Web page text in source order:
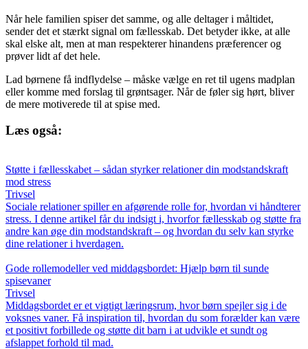
Når hele familien spiser det samme, og alle deltager i måltidet,
sender det et stærkt signal om fællesskab. Det betyder ikke, at alle
skal elske alt, men at man respekterer hinandens præferencer og
prøver lidt af det hele.
Lad børnene få indflydelse – måske vælge en ret til ugens madplan
eller komme med forslag til grøntsager. Når de føler sig hørt, bliver
de mere motiverede til at spise med.
Læs også:
Støtte i fællesskabet – sådan styrker relationer din modstandskraft
mod stress
Trivsel
Sociale relationer spiller en afgørende rolle for, hvordan vi håndterer
stress. I denne artikel får du indsigt i, hvorfor fællesskab og støtte fra
andre kan øge din modstandskraft – og hvordan du selv kan styrke
dine relationer i hverdagen.
Gode rollemodeller ved middagsbordet: Hjælp børn til sunde
spisevaner
Trivsel
Middagsbordet er et vigtigt læringsrum, hvor børn spejler sig i de
voksnes vaner. Få inspiration til, hvordan du som forælder kan være
et positivt forbillede og støtte dit barn i at udvikle et sundt og
afslappet forhold til mad.